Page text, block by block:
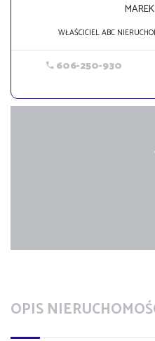
MAREK
WŁAŚCICIEL ABC
606-250-930
OPIS